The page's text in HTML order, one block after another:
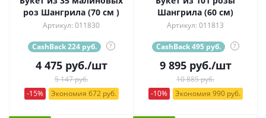
роз Шангрила (70 см )
Артикул: 011830
CashBack 224 руб. ?
4 475руб./шт
5 147 руб.
-15%
Экономия 672 руб.
Шангрила (60 см)
Артикул: 011813
CashBack 495 руб. ?
9 895руб./шт
10 885 руб.
-10%
Экономия 990 руб.